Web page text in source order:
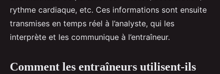
rythme cardiaque, etc. Ces informations sont ensuite
transmises en temps réel à l’analyste, qui les
interprète et les communique à l’entraîneur.
Comment les entraîneurs utilisent-ils